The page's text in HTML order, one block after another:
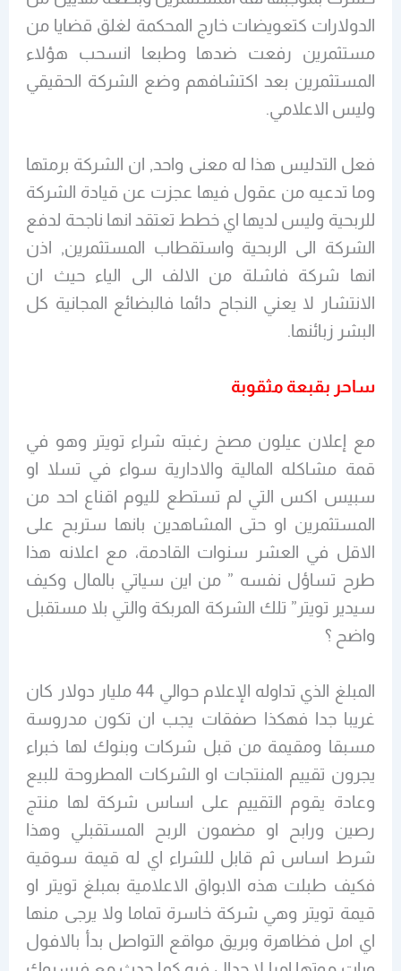
الدولارات كتعويضات خارج المحكمة لغلق قضايا من
مستثمرين رفعت ضدها وطبعا انسحب هؤلاء
المستثمرين بعد اكتشافهم وضع الشركة الحقيقي
وليس الاعلامي.
فعل التدليس هذا له معنى واحد, ان الشركة برمتها
وما تدعيه من عقول فيها عجزت عن قيادة الشركة
للربحية وليس لديها اي خطط تعتقد انها ناجحة لدفع
الشركة الى الربحية واستقطاب المستثمرين, اذن
انها شركة فاشلة من الالف الى الياء حيث ان
الانتشار لا يعني النجاح دائما فالبضائع المجانية كل
البشر زبائنها.
ساحر بقبعة مثقوبة
مع إعلان عيلون مصخ رغبته شراء تويتر وهو في
قمة مشاكله المالية والادارية سواء في تسلا او
سبيس اكس التي لم تستطع لليوم اقناع احد من
المستثمرين او حتى المشاهدين بانها ستربح على
الاقل في العشر سنوات القادمة، مع اعلانه هذا
طرح تساؤل نفسه ” من اين سياتي بالمال وكيف
سيدير تويتر” تلك الشركة المربكة والتي بلا مستقبل
واضح ؟
المبلغ الذي تداوله الإعلام حوالي 44 مليار دولار كان
غريبا جدا فهكذا صفقات يجب ان تكون مدروسة
مسبقا ومقيمة من قبل شركات وبنوك لها خبراء
يجرون تقييم المنتجات او الشركات المطروحة للبيع
وعادة يقوم التقييم على اساس شركة لها منتج
رصين ورابح او مضمون الربح المستقبلي وهذا
شرط اساس ثم قابل للشراء اي له قيمة سوقية
فكيف طبلت هذه الابواق الاعلامية بمبلغ تويتر او
قيمة تويتر وهي شركة خاسرة تماما ولا يرجى منها
اي امل فظاهرة وبريق مواقع التواصل بدأ بالافول